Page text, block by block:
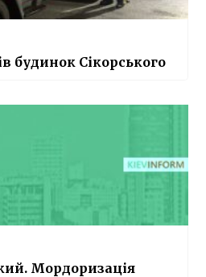
будинок Сікорського
Мордоризація